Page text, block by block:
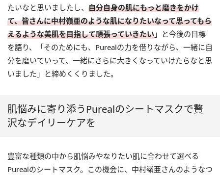
たいなと思いましたし、 自分自身の肌にもっと磨きをかけ
て、皆さんに中村嶺亜のような肌になりたいなって思ってもら
えるような美肌を目指して頑張っていきたい 」と今後の目標
を語り、「そのためにも、Purealの力を借りながら、一緒に自
分を磨いていって、一緒にさらに大きくなっていけたらなと思
いました」と締めくくりました。
肌悩みに寄り添うPurealのシートマスクで贅
沢なデイリーケアを
豊富な種類の中から肌悩みやなりたい肌に合わせて選べる
Purealのシートマスク。この機会に、中村嶺亜さんのようなつ